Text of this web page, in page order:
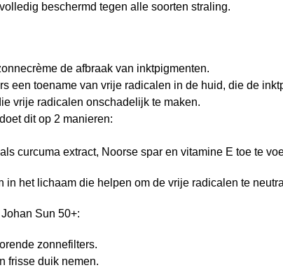
beschermd tegen alle soorten straling.
de afbraak van inktpigmenten.
een toename van vrije radicalen in de huid, die de
vrije radicalen onschadelijk te maken.
dit op 2 manieren:
curcuma extract, Noorse spar en vitamine E toe te
in het lichaam die helpen om de vrije radicalen te
Sun 50+:
zonnefilters.
frisse duik nemen.